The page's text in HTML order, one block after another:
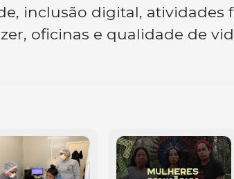
inclusão digital, atividades
oficinas e qualidade de